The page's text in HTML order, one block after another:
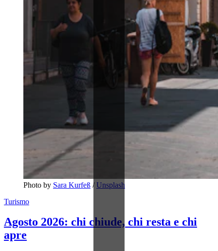
Photo by Sara Kurfeß / Unsplash
Turismo
Agosto 2026: chi chiude, chi resta e chi
apre